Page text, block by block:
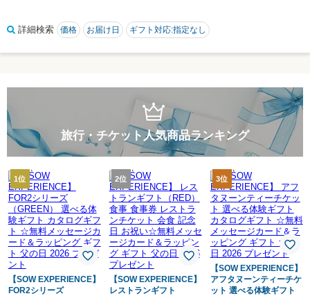
詳細検索 価格 お届け日 ギフト対応:指定なし
旅行・チケット人気商品ランキング
1位
【SOW EXPERIENCE】
FOR2シリーズ
2位
【SOW EXPERIENCE】
レストランギフト
3位
【SOW EXPERIENCE】
アフタヌーンティーチケ
ット 選べる体験ギフト